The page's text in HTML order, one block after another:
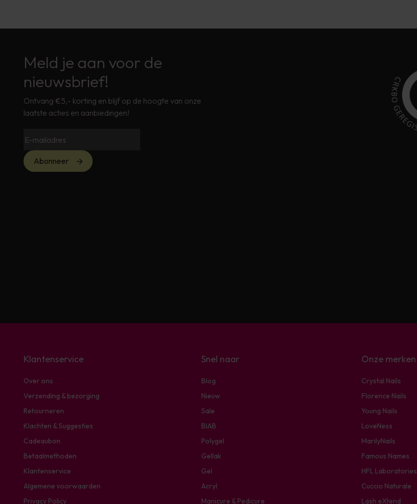
Meld je aan voor de
nieuwsbrief!
Ontvang €5,- korting en blijf op de hoogte van onze
laatste acties en aanbiedingen!
Abonneer
Klantenservice
Over ons
Verzending & bezorging
Retourneren
Klachten & Suggesties
Cadeaubon
Betaalmethoden
Klantenservice
Algemene voorwaarden
Privacy Policy
Snel naar
Blog
Nieuw
Sale
BIAB
Polygel
Gellak
Gel
Acryl
Manicure & Pedicure
Onze merken
Crystal Nails
Florence Nails
Young Nails
LoveNess
MarilyNails
Famous Names
HFL Laboratories
Cuccio Naturale
Lash eXtend